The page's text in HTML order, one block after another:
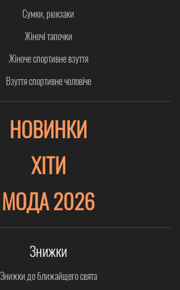
Сумки, рюкзаки
Жіночі тапочки
Жіноче спортивне взуття
Взуття спортивне чоловіче
НОВИНКИ
ХІТИ
МОДА 2026
Знижки
Знижки до ближайщего свята